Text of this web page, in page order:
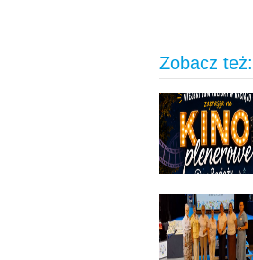
Zobacz też: